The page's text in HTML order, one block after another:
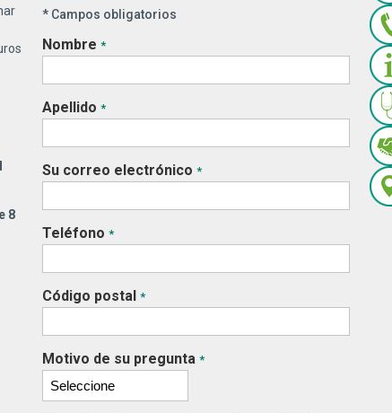
8
* Campos obligatorios
Nombre *
Apellido *
Su correo electrónico *
Teléfono *
Código postal *
Motivo de su pregunta *